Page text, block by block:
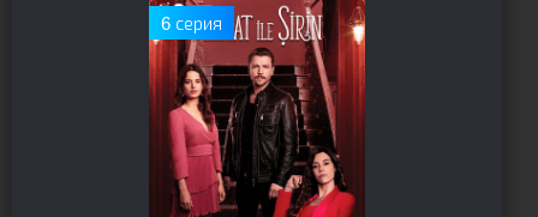
6 серия